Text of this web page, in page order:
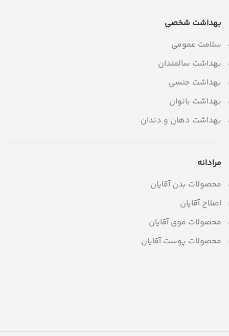
بهداشت شخصی
سلامت عمومی
بهداشت سالمندان
بهداشت جنسی
بهداشت بانوان
بهداشت دهان و دندان
مرادانه
محصولات بدن آقایان
اصلاح آقایان
محصولات موی آقایان
محصولات پوست آقایان